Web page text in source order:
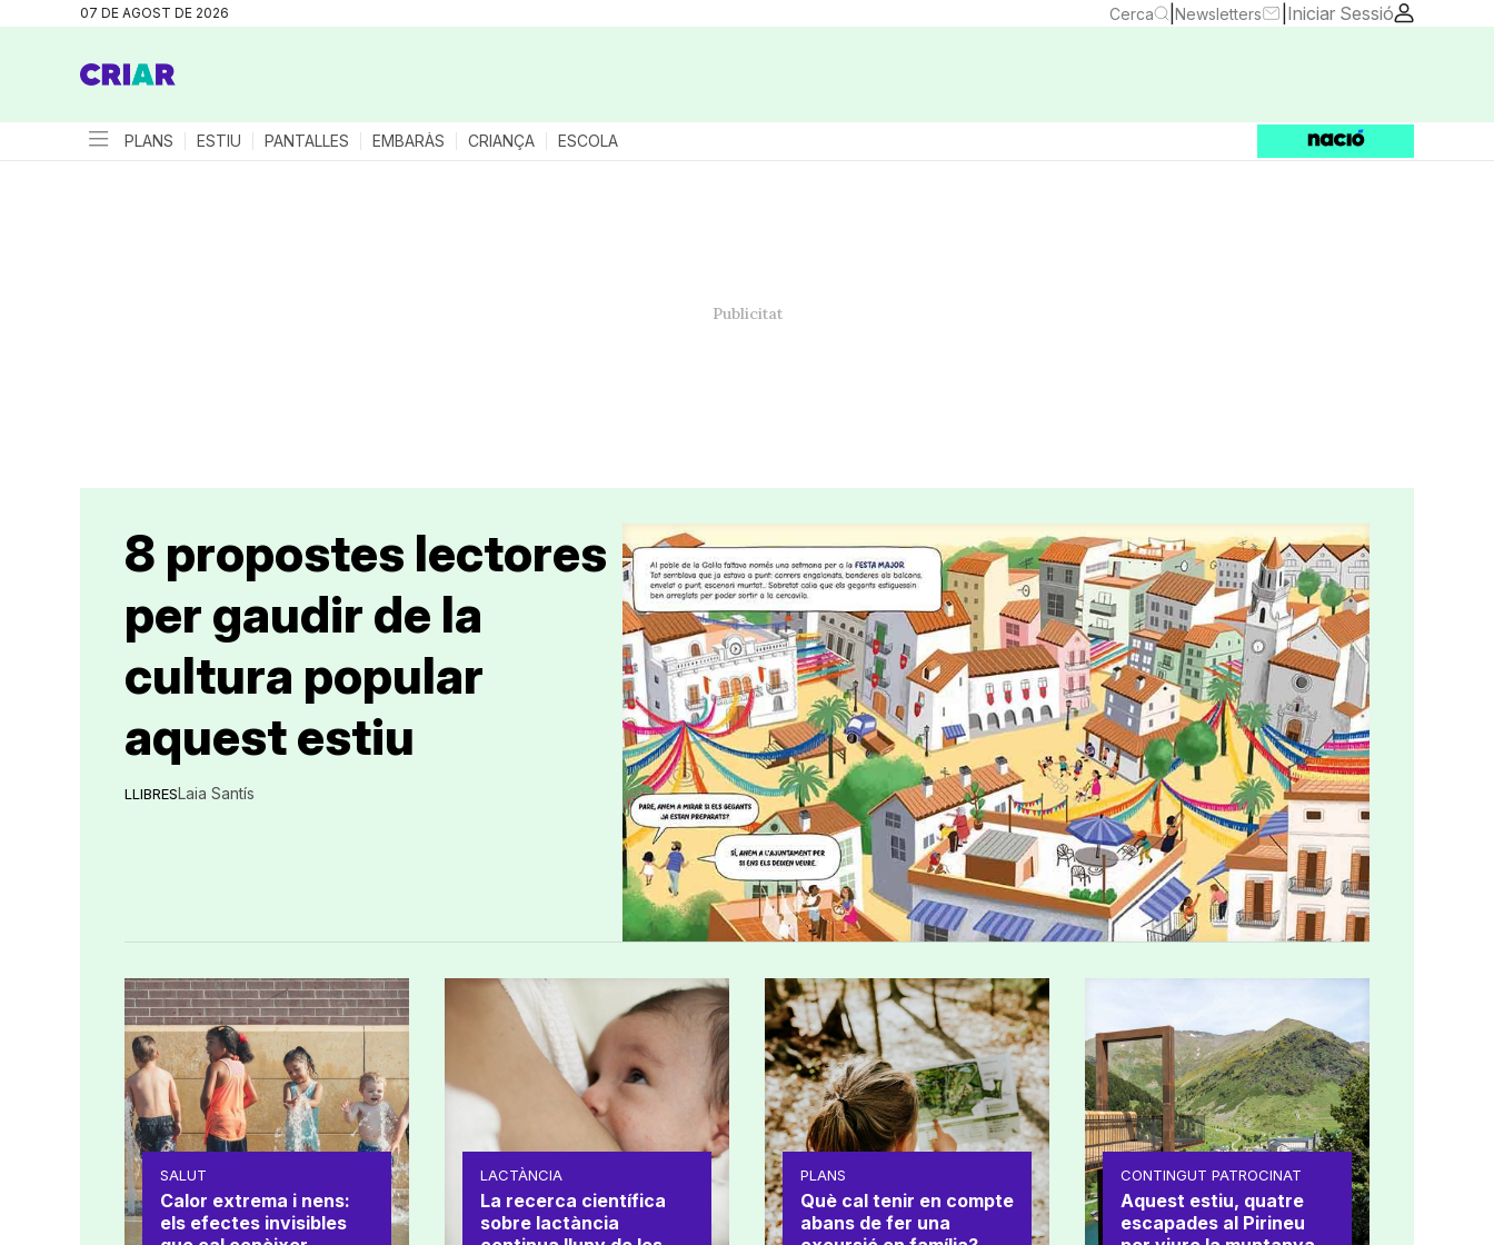
07 DE AGOST DE 2026 Cerca Newsletters Iniciar Sessió
PLANS ESTIU PANTALLES EMBARÀS CRIANÇA ESCOLA
LLIBRES
8 propostes lectores
per gaudir de la
cultura popular
aquest estiu
Laia Santís
SALUT
Calor extrema i nens:
els efectes invisibles
LACTÀNCIA
La recerca científica
sobre lactància
PLANS
Què cal tenir en compte
abans de fer una
CONTINGUT PATROCINAT
Aquest estiu, quatre
escapades al Pirineu